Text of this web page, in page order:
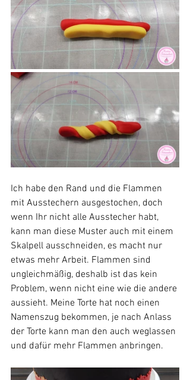
Ich habe den Rand und die Flammen
mit Ausstechern ausgestochen, doch
wenn Ihr nicht alle Ausstecher habt,
kann man diese Muster auch mit einem
Skalpell ausschneiden, es macht nur
etwas mehr Arbeit. Flammen sind
ungleichmäßig, deshalb ist das kein
Problem, wenn nicht eine wie die andere
aussieht. Meine Torte hat noch einen
Namenszug bekommen, je nach Anlass
der Torte kann man den auch weglassen
und dafür mehr Flammen anbringen.